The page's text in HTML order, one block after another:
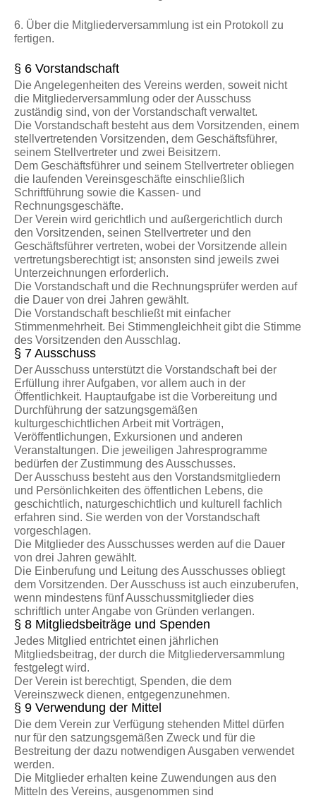
6. Über die Mitgliederversammlung ist ein Protokoll zu
fertigen.
§ 6 Vorstandschaft
Die Angelegenheiten des Vereins werden, soweit nicht
die Mitgliederversammlung oder der Ausschuss
zuständig sind, von der Vorstandschaft verwaltet.
Die Vorstandschaft besteht aus dem Vorsitzenden, einem
stellvertretenden Vorsitzenden, dem Geschäftsführer,
seinem Stellvertreter und zwei Beisitzern.
Dem Geschäftsführer und seinem Stellvertreter obliegen
die laufenden Vereinsgeschäfte einschließlich
Schriftführung sowie die Kassen- und
Rechnungsgeschäfte.
Der Verein wird gerichtlich und außergerichtlich durch
den Vorsitzenden, seinen Stellvertreter und den
Geschäftsführer vertreten, wobei der Vorsitzende allein
vertretungsberechtigt ist; ansonsten sind jeweils zwei
Unterzeichnungen erforderlich.
Die Vorstandschaft und die Rechnungsprüfer werden auf
die Dauer von drei Jahren gewählt.
Die Vorstandschaft beschließt mit einfacher
Stimmenmehrheit. Bei Stimmengleichheit gibt die Stimme
des Vorsitzenden den Ausschlag.
§ 7 Ausschuss
Der Ausschuss unterstützt die Vorstandschaft bei der
Erfüllung ihrer Aufgaben, vor allem auch in der
Öffentlichkeit. Hauptaufgabe ist die Vorbereitung und
Durchführung der satzungsgemäßen
kulturgeschichtlichen Arbeit mit Vorträgen,
Veröffentlichungen, Exkursionen und anderen
Veranstaltungen. Die jeweiligen Jahresprogramme
bedürfen der Zustimmung des Ausschusses.
Der Ausschuss besteht aus den Vorstandsmitgliedern
und Persönlichkeiten des öffentlichen Lebens, die
geschichtlich, naturgeschichtlich und kulturell fachlich
erfahren sind. Sie werden von der Vorstandschaft
vorgeschlagen.
Die Mitglieder des Ausschusses werden auf die Dauer
von drei Jahren gewählt.
Die Einberufung und Leitung des Ausschusses obliegt
dem Vorsitzenden. Der Ausschuss ist auch einzuberufen,
wenn mindestens fünf Ausschussmitglieder dies
schriftlich unter Angabe von Gründen verlangen.
§ 8 Mitgliedsbeiträge und Spenden
Jedes Mitglied entrichtet einen jährlichen
Mitgliedsbeitrag, der durch die Mitgliederversammlung
festgelegt wird.
Der Verein ist berechtigt, Spenden, die dem
Vereinszweck dienen, entgegenzunehmen.
§ 9 Verwendung der Mittel
Die dem Verein zur Verfügung stehenden Mittel dürfen
nur für den satzungsgemäßen Zweck und für die
Bestreitung der dazu notwendigen Ausgaben verwendet
werden.
Die Mitglieder erhalten keine Zuwendungen aus den
Mitteln des Vereins, ausgenommen sind